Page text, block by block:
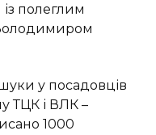
полеглим
у посадовців
ТЦК і ВЛК –
1000